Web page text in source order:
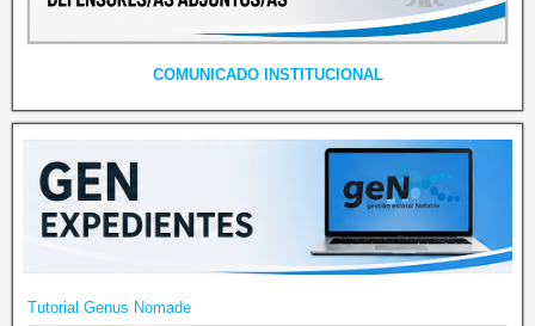
COMUNICADO INSTITUCIONAL
Tutorial Genus Nomade